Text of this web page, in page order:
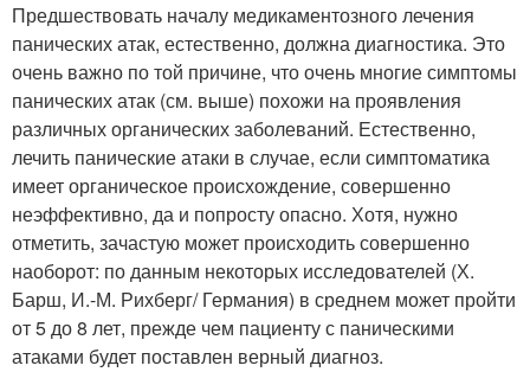
Предшествовать началу медикаментозного лечения
панических атак, естественно, должна диагностика. Это
очень важно по той причине, что очень многие симптомы
панических атак (см. выше) похожи на проявления
различных органических заболеваний. Естественно,
лечить панические атаки в случае, если симптоматика
имеет органическое происхождение, совершенно
неэффективно, да и попросту опасно. Хотя, нужно
отметить, зачастую может происходить совершенно
наоборот: по данным некоторых исследователей (Х.
Барш, И.-М. Рихберг/ Германия) в среднем может пройти
от 5 до 8 лет, прежде чем пациенту с паническими
атаками будет поставлен верный диагноз.